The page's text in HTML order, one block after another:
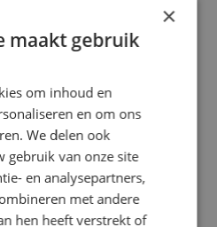
en opdrachtgevers eisen
en EHBO’ers
en onveilige
stellen de inzet van
verplicht. Voor dit
gecertificeerde en
×
maakt gebruik
om inhoud en
en om ons
We delen ook
gebruik van onze site
en analysepartners,
met andere
hen heeft verstrekt of